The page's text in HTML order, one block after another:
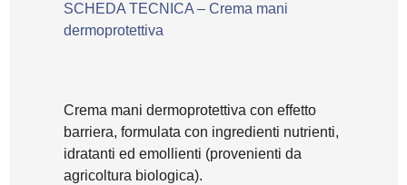
SCHEDA TECNICA – Crema mani
dermoprotettiva
Crema mani dermoprotettiva con effetto
barriera, formulata con ingredienti nutrienti,
idratanti ed emollienti (provenienti da
agricoltura biologica).